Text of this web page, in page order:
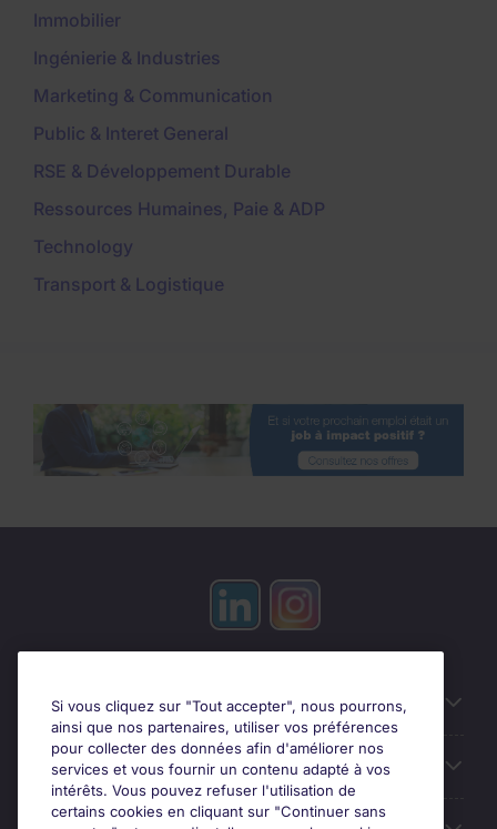
Immobilier
Ingénierie & Industries
Marketing & Communication
Public & Interet General
RSE & Développement Durable
Ressources Humaines, Paie & ADP
Technology
Transport & Logistique
Candidats
Entreprises
Si vous cliquez sur "Tout accepter", nous pourrons,
ainsi que nos partenaires, utiliser vos préférences
pour collecter des données afin d'améliorer nos
services et vous fournir un contenu adapté à vos
intérêts. Vous pouvez refuser l'utilisation de
certains cookies en cliquant sur "Continuer sans